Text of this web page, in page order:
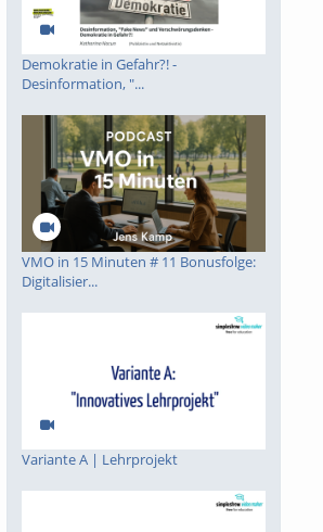
Demokratie in Gefahr?! -
Desinformation, "...
VMO in 15 Minuten # 11 Bonusfolge:
Digitalisier...
Variante A | Lehrprojekt